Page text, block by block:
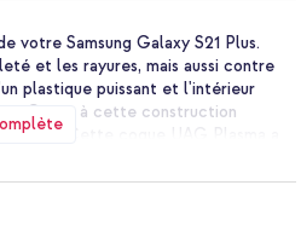
votre Samsung Galaxy S21 Plus.
et les rayures, mais aussi contre
plastique puissant et l'intérieur
Grâce à cette construction
Cette coque UAG Plasma a
extrême, la housse est légère et
de votre smartphone reste